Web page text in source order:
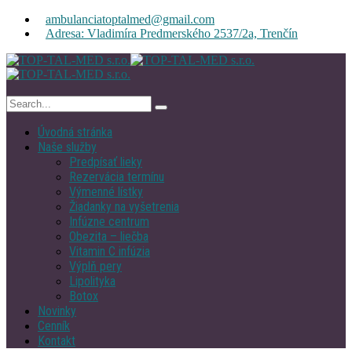
ambulanciatoptalmed@gmail.com
Adresa: Vladimíra Predmerského 2537/2a, Trenčín
Úvodná stránka
Naše služby
Predpísať lieky
Rezervácia termínu
Výmenné lístky
Žiadanky na vyšetrenia
Infúzne centrum
Obezita – liečba
Vitamin C infúzia
Výplň pery
Lipolityka
Botox
Novinky
Cenník
Kontakt